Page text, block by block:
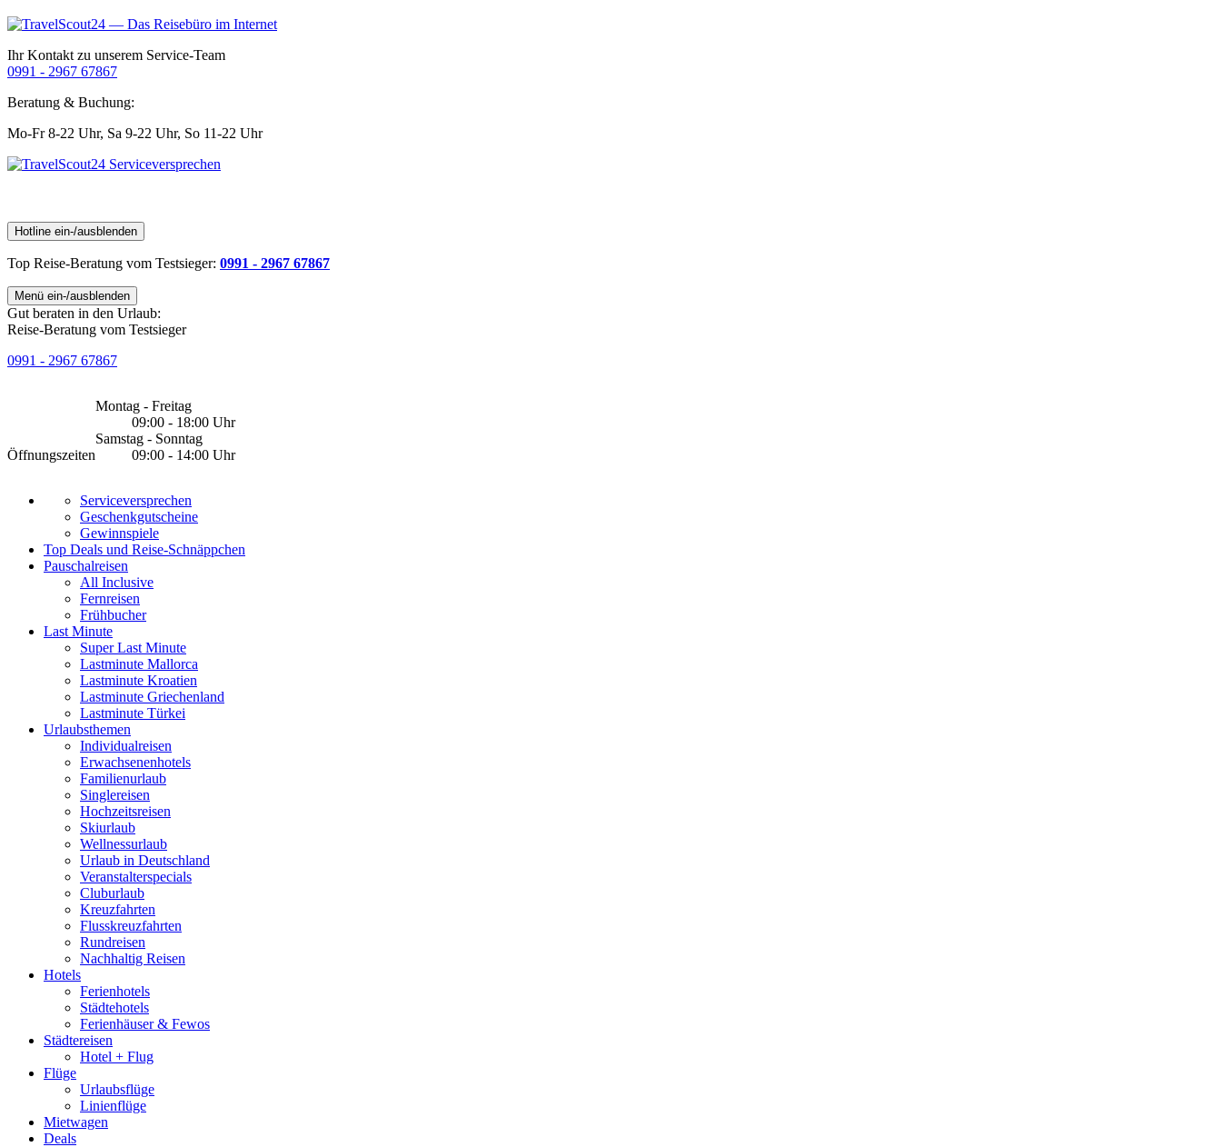
Ihr Kontakt zu unserem Service-Team
0991 - 2967 67867
Beratung & Buchung:
Mo-Fr 8-22 Uhr, Sa 9-22 Uhr, So 11-22 Uhr
Hotline ein-/ausblenden
Top Reise-Beratung vom Testsieger: 0991 - 2967 67867
Menü ein-/ausblenden
Gut beraten in den Urlaub:
Reise-Beratung vom Testsieger
0991 - 2967 67867
Öffnungszeiten
Montag - Freitag
09:00 - 18:00 Uhr
Samstag - Sonntag
09:00 - 14:00 Uhr
Serviceversprechen
Geschenkgutscheine
Gewinnspiele
Top Deals und Reise-Schnäppchen
Pauschalreisen
All Inclusive
Fernreisen
Frühbucher
Last Minute
Super Last Minute
Lastminute Mallorca
Lastminute Kroatien
Lastminute Griechenland
Lastminute Türkei
Urlaubsthemen
Individualreisen
Erwachsenenhotels
Familienurlaub
Singlereisen
Hochzeitsreisen
Skiurlaub
Wellnessurlaub
Urlaub in Deutschland
Veranstalterspecials
Cluburlaub
Kreuzfahrten
Flusskreuzfahrten
Rundreisen
Nachhaltig Reisen
Hotels
Ferienhotels
Städtehotels
Ferienhäuser & Fewos
Städtereisen
Hotel + Flug
Flüge
Urlaubsflüge
Linienflüge
Mietwagen
Deals